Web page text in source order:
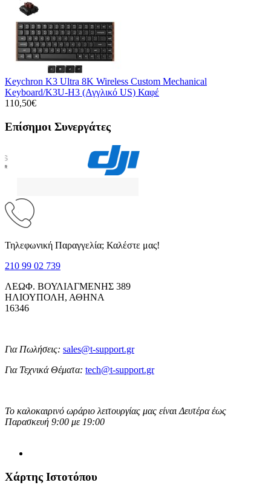
Keychron K3 Ultra 8K Wireless Custom Mechanical
Keyboard/K3U-H3 (Αγγλικό US) Καφέ
110,50€
Επίσημοι Συνεργάτες
Τηλεφωνική Παραγγελία; Καλέστε μας!
210 99 02 739
ΛΕΩΦ. ΒΟΥΛΙΑΓΜΕΝΗΣ 389
ΗΛΙΟΥΠΟΛΗ, ΑΘΗΝΑ
16346
Για Πωλήσεις: sales@t-support.gr
Για Τεχνικά Θέματα: tech@t-support.gr
Το καλοκαιρινό ωράριο λειτουργίας μας είναι Δευτέρα έως
Παρασκευή 9:00 με 19:00
Χάρτης Ιστοτόπου